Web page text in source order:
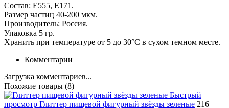
Состав: E555, E171.
Размер частиц 40-200 мкм.
Производитель: Россия.
Упаковка 5 гр.
Хранить при температуре от 5 до 30°C в сухом темном месте.
Комментарии
Загрузка комментариев...
Похожие товары (8)
Быстрый
просмотр Глиттер пищевой фигурный звёзды зеленые 216